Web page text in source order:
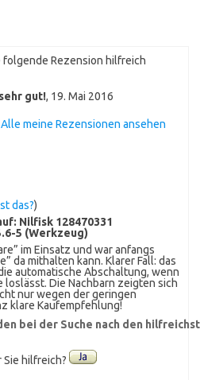
folgende Rezension hilfreich
gut!, 19. Mai 2016
Alle meine Rezensionen ansehen
das?)
Nilfisk 128470331
5 (Werkzeug)
im Einsatz und war anfangs
da mithalten kann. Klarer Fall: das
automatische Abschaltung, wenn
loslässt. Die Nachbarn zeigten sich
nur wegen der geringen
klare Kaufempfehlung!
bei der Suche nach den
hilfreich?